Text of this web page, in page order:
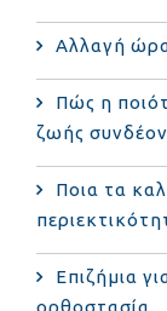
Αλλαγή
Πώς η
ζωής
Ποια τα
Επιζήμια
ορθοστασία